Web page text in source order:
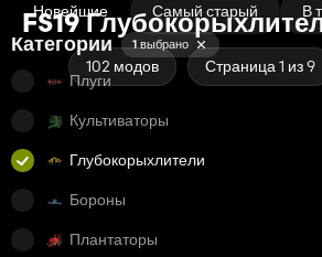
FS19
102 модов Страница 1 из 9
Новейшие Самый старый В
Категории 1 выбрано
Плуги
Культиваторы
Глубокорыхлители
Бороны
Плантаторы